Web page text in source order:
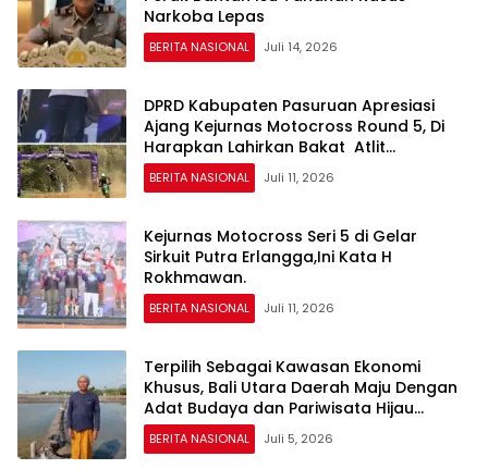
Narkoba Lepas
BERITA NASIONAL Juli 14, 2026
DPRD Kabupaten Pasuruan Apresiasi
Ajang Kejurnas Motocross Round 5, Di
Harapkan Lahirkan Bakat Atlit
Berprestasi.
BERITA NASIONAL Juli 11, 2026
Kejurnas Motocross Seri 5 di Gelar
Sirkuit Putra Erlangga,Ini Kata H
Rokhmawan.
BERITA NASIONAL Juli 11, 2026
Terpilih Sebagai Kawasan Ekonomi
Khusus, Bali Utara Daerah Maju Dengan
Adat Budaya dan Pariwisata Hijau
Terpadu
BERITA NASIONAL Juli 5, 2026